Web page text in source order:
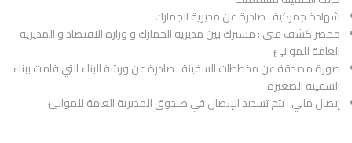
شهادة جمركية : صادرة عن مديرية الجمارك
محضر كشف فني : مشترك بين مديرية الجمارك و وزارة الاقتصاد و المديرية
العامة للموانئ
صورة مصدقة عن مخططات السفينة : صادرة عن ورشة البناء التي قامت ببناء
السفينة الصغيرة
إيصال مالي : يتم تسديد الإيصال في صندوق المديرية العامة للموانئ